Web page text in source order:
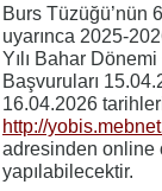
Burs Tüzüğü’nün
uyarınca 2025-
Yılı Bahar
Başvuruları
16.04.2026
http://
adresinden online
yapılabilecektir.